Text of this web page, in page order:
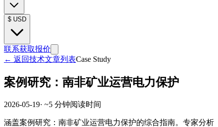
$ USD
联系获取报价
← 返回技术文章列表Case Study
案例研究：南非矿业运营电力保护
2026-05-19· ~5 分钟阅读时间
涵盖案例研究：南非矿业运营电力保护的综合指南。专家分析